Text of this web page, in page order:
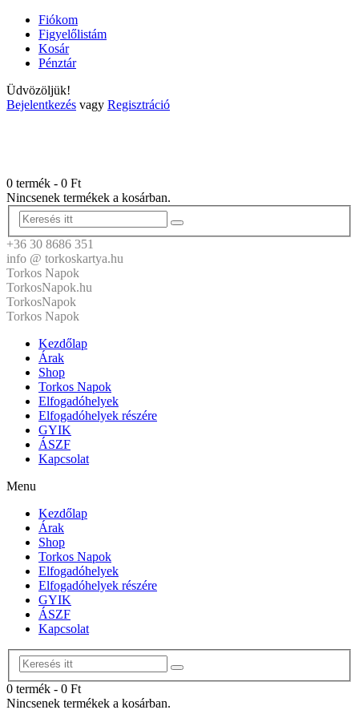
Fiókom
Figyelőlistám
Kosár
Pénztár
Üdvözöljük!
Bejelentkezés vagy Regisztráció
0 termék - 0 Ft
Nincsenek termékek a kosárban.
+36 30 8686 351
info @ torkoskartya.hu
Torkos Napok
TorkosNapok.hu
TorkosNapok
Torkos Napok
Kezdőlap
Árak
Shop
Torkos Napok
Elfogadóhelyek
Elfogadóhelyek részére
GYIK
ÁSZF
Kapcsolat
Menu
Kezdőlap
Árak
Shop
Torkos Napok
Elfogadóhelyek
Elfogadóhelyek részére
GYIK
ÁSZF
Kapcsolat
0 termék - 0 Ft
Nincsenek termékek a kosárban.